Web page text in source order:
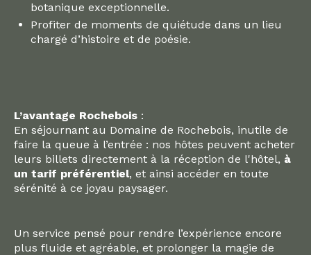
botanique exceptionnelle.
Profiter de moments de quiétude dans un lieu
chargé d’histoire et de poésie.
L’avantage Rochebois :
En séjournant au Domaine de Rochebois, inutile de
faire la queue à l’entrée : nos hôtes peuvent acheter
leurs billets directement à la réception de l'hôtel, à
un tarif préférentiel, et ainsi accéder en toute
sérénité à ce joyau paysager.
Un service pensé pour rendre l’expérience encore
plus fluide et agréable, et prolonger la magie de